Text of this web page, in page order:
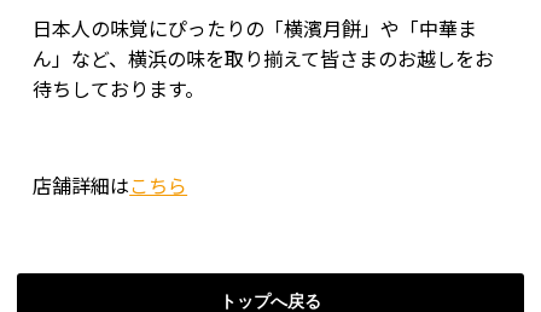
日本人の味覚にぴったりの「横濱月餅」や「中華ま
ん」など、横浜の味を取り揃えて皆さまのお越しをお
待ちしております。
店舗詳細はこちら
トップへ戻る